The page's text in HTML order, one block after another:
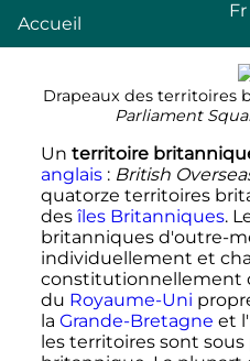
Accueil
Fr
Drapeaux des territoires
Parliament
Un territoire
anglais: British
quatorze territoires
des îles Britanniques.
britanniques d'outre-
individuellement et
constitutionnellement
du Royaume-Uni
la Grande-Bretagne et l'
les territoires sont sous